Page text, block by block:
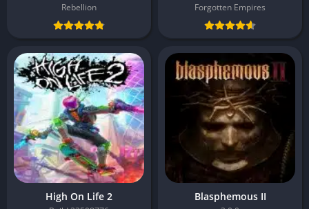
Rebellion
Forgotten Empires
High On Life 2 Blasphemous II